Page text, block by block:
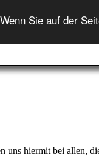
Sie auf der
Onlineshop
uns hiermit bei allen,